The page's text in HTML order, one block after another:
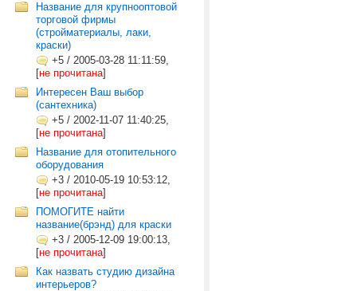
Название для крупнооптовой
торговой фирмы
(стройматериалы, лаки,
краски)
+5 / 2005-03-28 11:11:59,
[не прочитана]
Интересен Ваш выбор
(сантехника)
+5 / 2002-11-07 11:40:25,
[не прочитана]
Название для отопительного
оборудования
+3 / 2010-05-19 10:53:12,
[не прочитана]
ПОМОГИТЕ найти
название(брэнд) для краски
+3 / 2005-12-09 19:00:13,
[не прочитана]
Как назвать студию дизайна
интерьеров?